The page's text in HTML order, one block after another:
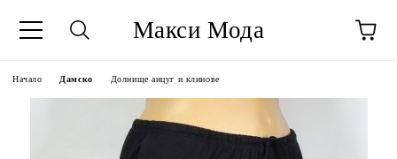
Макси Мода
Начало Дамско Долнище анцуг и клинове